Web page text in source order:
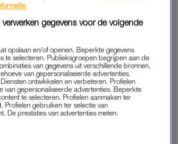
overleven'
LEES OOK
jaren, waarin ik zorgeloos topless
— trots op mijn zongebruinde borsten
wat een tieten”, zegt m’n vriendin
gegevens voor de volgende
opslaan en/of openen. Beperkte gegevens
te selecteren. Publieksgroepen begrijpen aan de
van gegevens uit verschillende bronnen.
van gepersonaliseerde advertenties.
ontwikkelen en verbeteren. Profielen
van gepersonaliseerde advertenties. Beperkte
te selecteren. Profielen aanmaken ter
Profielen gebruiken ter selectie van
De prestaties van advertenties meten.